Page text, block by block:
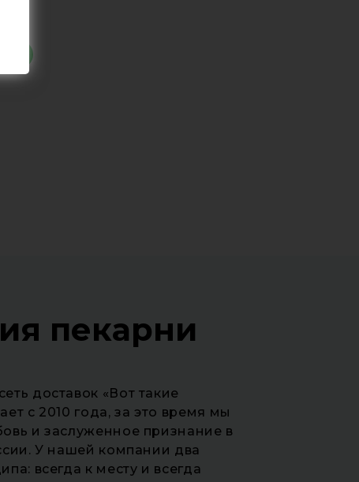
пекарни
доставок «Вот такие
с 2010 года, за это время мы
и заслуженное признание в
У нашей компании два
всегда к месту и всегда